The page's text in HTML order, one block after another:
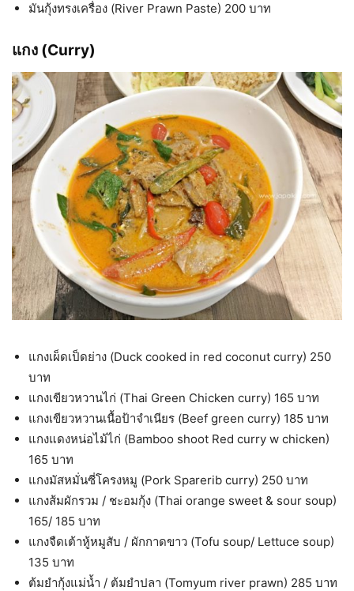
มันกุ้งทรงเครื่อง (River Prawn Paste) 200 บาท
แกง (Curry)
แกงเผ็ดเป็ดย่าง (Duck cooked in red coconut curry) 250
บาท
แกงเขียวหวานไก่ (Thai Green Chicken curry) 165 บาท
แกงเขียวหวานเนื้อป้าจำเนียร (Beef green curry) 185 บาท
แกงแดงหน่อไม้ไก่ (Bamboo shoot Red curry w chicken)
165 บาท
แกงมัสหมั่นซี่โครงหมู (Pork Sparerib curry) 250 บาท
แกงส้มผักรวม / ชะอมกุ้ง (Thai orange sweet & sour soup)
165/ 185 บาท
แกงจืดเต้าหู้หมูสับ / ผักกาดขาว (Tofu soup/ Lettuce soup)
135 บาท
ต้มยำกุ้งแม่น้ำ / ต้มยำปลา (Tomyum river prawn) 285 บาท